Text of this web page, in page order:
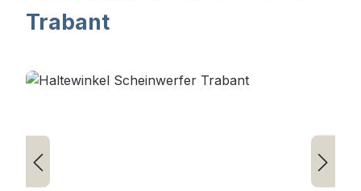
Trabant
Bildergalerie überspringen